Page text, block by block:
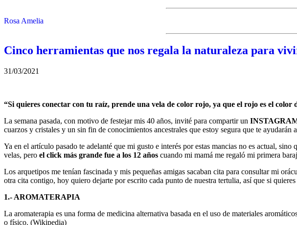
Rosa Amelia
Cinco herramientas que nos regala la naturaleza para
31/03/2021
“Si quieres conectar con tu raíz, prende una vela de color rojo, ya que el rojo es el
La semana pasada, con motivo de festejar mis 40 años, invité para compartir un
cuarzos y cristales y un sin fin de conocimientos ancestrales que estoy segura que te ayudarán
Ya en el artículo pasado te adelanté que mi gusto e interés por estas mancias no es actual,
velas, pero el click más grande fue a los 12 años cuando mi mamá me regaló mi primera
Los arquetipos me tenían fascinada y mis pequeñas amigas sacaban cita para consultar mi
otra cita contigo, hoy quiero dejarte por escrito cada punto de nuestra tertulia, así que si
1.- AROMATERAPIA
La aromaterapia es una forma de medicina alternativa basada en el uso de materiales
o físico​. (Wikipedia)